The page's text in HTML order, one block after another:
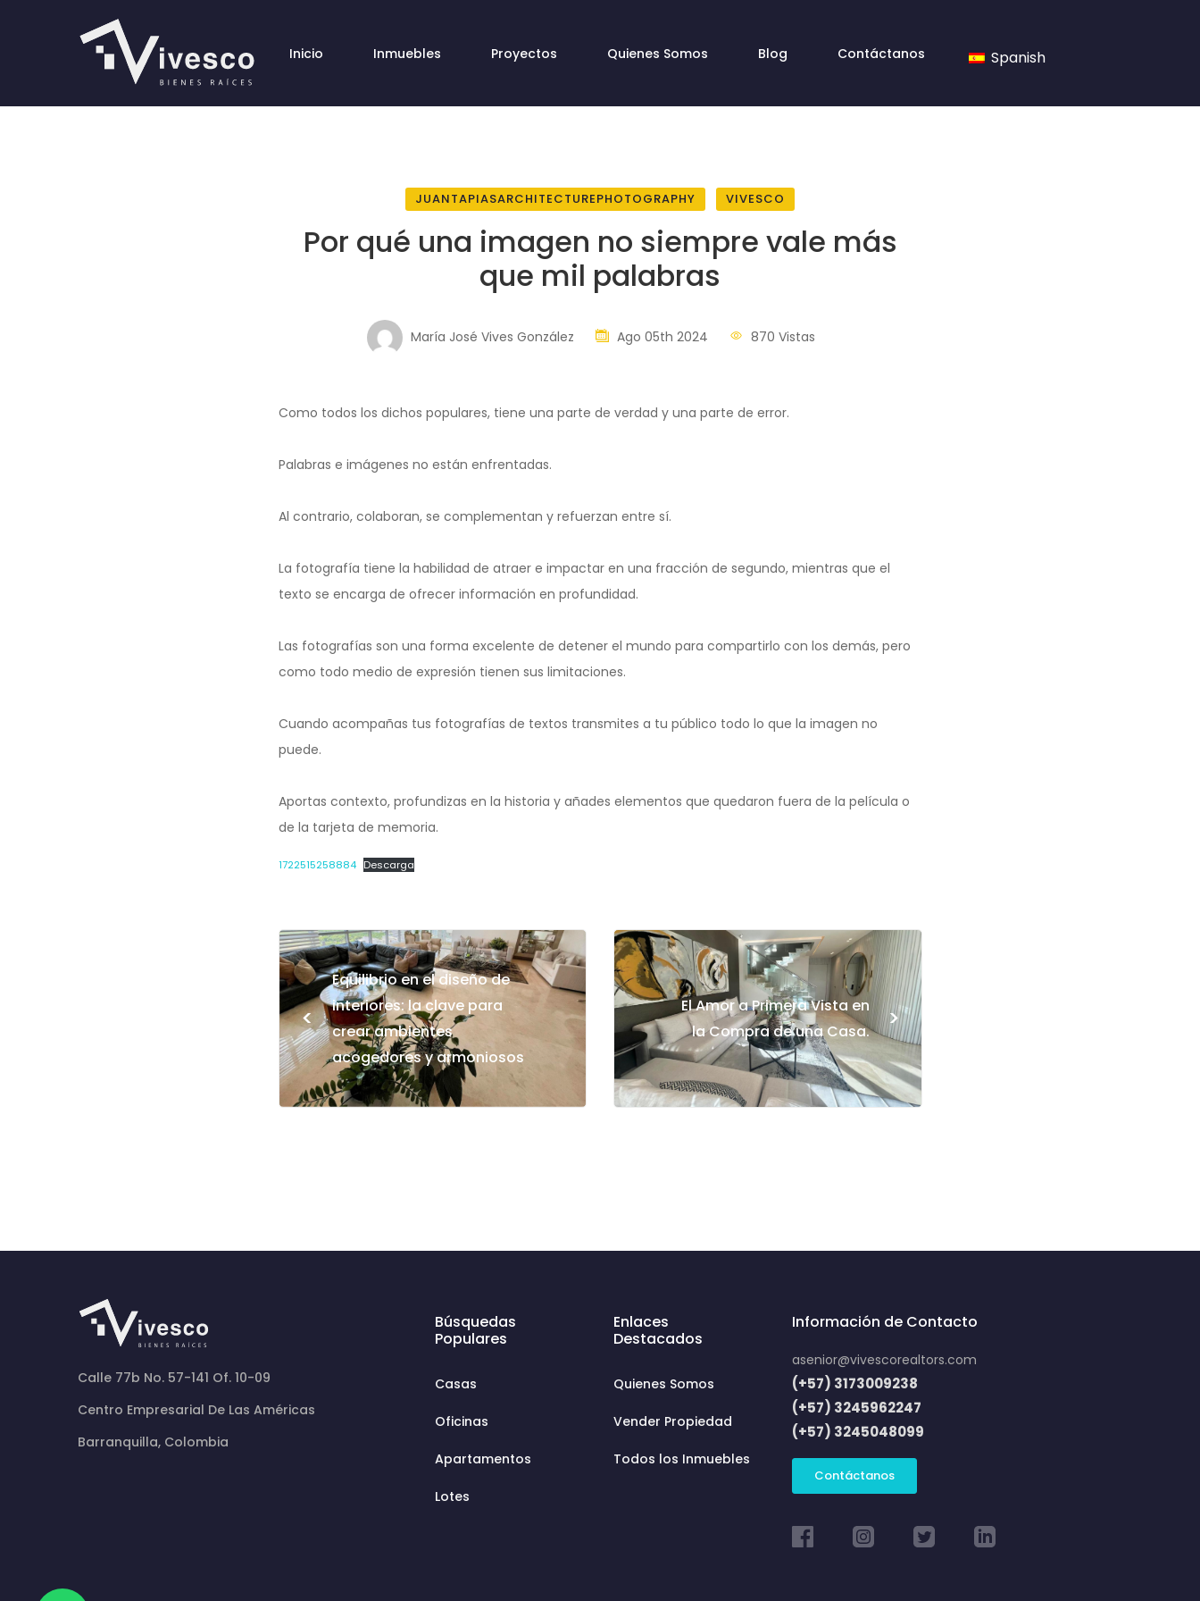
Inicio Inmuebles Proyectos Quienes Somos Blog Contáctanos Spanish
JUANTAPIASARCHITECTUREPHOTOGRAPHY VIVESCO
Por qué una imagen no siempre vale más
que mil palabras
María José Vives González Ago 05th 2024 870 Vistas
Como todos los dichos populares, tiene una parte de verdad y una parte de error.
Palabras e imágenes no están enfrentadas.
Al contrario, colaboran, se complementan y refuerzan entre sí.
La fotografía tiene la habilidad de atraer e impactar en una fracción de segundo, mientras que el
texto se encarga de ofrecer información en profundidad.
Las fotografías son una forma excelente de detener el mundo para compartirlo con los demás, pero
como todo medio de expresión tienen sus limitaciones.
Cuando acompañas tus fotografías de textos transmites a tu público todo lo que la imagen no
puede.
Aportas contexto, profundizas en la historia y añades elementos que quedaron fuera de la película o
de la tarjeta de memoria.
1722515258884 Descarga
<
Equilibrio en el diseño de
interiores: la clave para
crear ambientes
acogedores y armoniosos
El Amor a Primera Vista en
la Compra de una Casa.
>
Calle 77b No. 57-141 Of. 10-09
Centro Empresarial De Las Américas
Barranquilla, Colombia
Búsquedas
Populares
Casas
Oficinas
Apartamentos
Lotes
Enlaces
Destacados
Quienes Somos
Vender Propiedad
Todos los Inmuebles
Información de Contacto
asenior@vivescorealtors.com
(+57) 3173009238
(+57) 3245962247
(+57) 3245048099
Contáctanos